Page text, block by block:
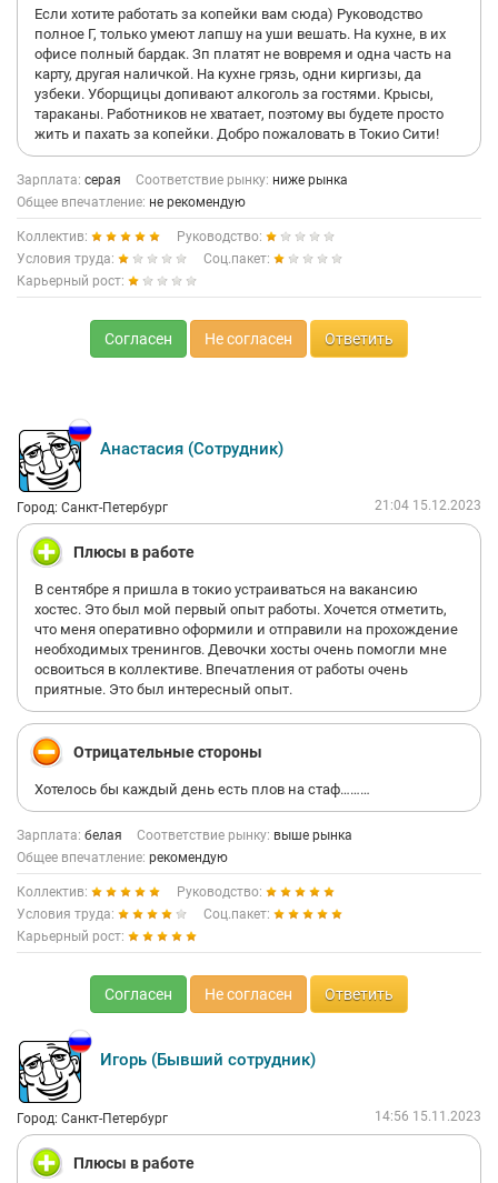
личным причинам с пеной у рта.
Такая крупная компания вкладывается в сотрудников и
мотивацию, придумывает корпоративную идеологию о том
как все важно. Но при этом верхушка в ресторане по своей
прихоти (потому что может) это все ломает и обезличивает.
Вместо конструктивного диалога и соответствующего
собрания - сначала требует а потом говорит как надо. Можно
Если хотите устроится в Токио Сити то тут в целом неплохо,
если вы понравитесь (лично) директору то возможно чуть
задержитесь, зп радует а коллектив частично компенсирует
гигантскую проблему с кухней.
ресторане куда вы пойдете. Поэтому не рассчитывайте
Если хотите работать за копейки вам сюда) Руководство
полное Г, только умеют лапшу на уши вешать. На кухне, в их
офисе полный бардак. Зп платят не вовремя и одна часть на
карту, другая наличкой. На кухне грязь, одни киргизы, да
узбеки. Уборщицы допивают алкоголь за гостями. Крысы,
тараканы. Работников не хватает, поэтому вы будете просто
жить и пахать за копейки. Добро пожаловать в Токио Сити!
Зарплата: серая Соответствие рынку: ниже рынка
Общее впечатление: не рекомендую
Коллектив:
Руководство:
Условия труда:
Соц.пакет:
Карьерный рост:
Согласен Не согласен Ответить
Анастасия (Сотрудник)
Город: Санкт-Петербург 21:04 15.12.2023
Плюсы в работе
В сентябре я пришла в токио устраиваться на вакансию
хостес. Это был мой первый опыт работы. Хочется отметить,
что меня оперативно оформили и отправили на прохождение
необходимых тренингов. Девочки хосты очень помогли мне
освоиться в коллективе. Впечатления от работы очень
приятные. Это был интересный опыт.
Отрицательные стороны
Хотелось бы каждый день есть плов на стаф………
Зарплата: белая Соответствие рынку: выше рынка
Общее впечатление: рекомендую
Коллектив:
Руководство:
Условия труда:
Соц.пакет:
Карьерный рост:
Согласен Не согласен Ответить
Игорь (Бывший сотрудник)
Город: Санкт-Петербург 14:56 15.11.2023
Плюсы в работе